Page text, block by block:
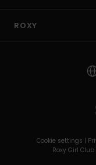
ROXY
Cookie settings |
Roxy Girl